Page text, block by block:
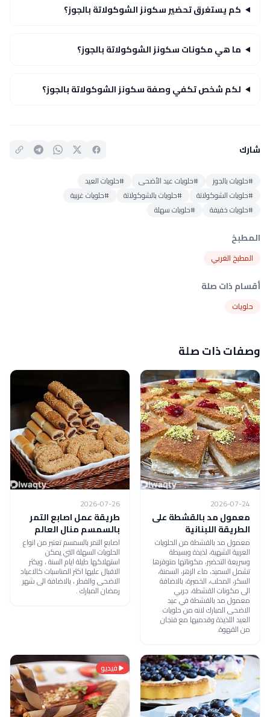
كم يستغرق تحضير سكونز الشوكولاتة بالجوز؟
ما هي مكونات سكونز الشوكولاتة بالجوز؟
لكم شخص تكفي وصفة سكونز الشوكولاتة بالجوز؟
شارك
#حلويات بالجوز #حلويات عيد الأضحى
#حلويات العيد
#حلويات الشوكولاتة
#حلويات بالشوكولاتة
#حلويات غربية
#حلويات خفيفة
#حلويات سهلة
المطبخ
المطبخ الغربي
أقسام ذات صلة
حلويات
وصفات ذات صلة
2026-07-24
معمول مد بالقشطة على
الطريقة اللبنانية
معمول مد بالقشطة من الحلويات
العربية الشهية، لذيذة وبسيطة
وسريعة التحضير، مكوناتها متوفرها
تشمل السميد، ماء الزهر، السمنة،
السكر، المحلب، الخميرة، بالاضافة
الى مكونات القشطة، جربي
معمول مد بالقشطة في عيد
الاضحى المبارك لانه من حلويات
العيد اللذيذة وقدميها مع فنجان
من القهوة.
2026-07-26
طريقة عمل اصابع التمر
بالسمسم منال العالم
اصابع التمر بالسمسم تعتبر من انواع
الحلويات السهلة التي يمكن
استهلاكها طيلة ايام السنة ، ويكثر
الاقبال عليها اكثر المناسبات كالاعياد
الاضحى والفطر ، بالاضافة الى شهر
رمضان المبارك .
فيديو